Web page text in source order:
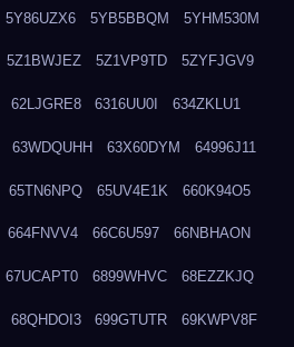
5Y86UZX6 5YB5BBQM 5YHM530M
5Z1BWJEZ 5Z1VP9TD 5ZYFJGV9
62LJGRE8 6316UU0I 634ZKLU1
63WDQUHH 63X60DYM 64996J11
65TN6NPQ 65UV4E1K 660K94O5
664FNVV4 66C6U597 66NBHAON
67UCAPT0 6899WHVC 68EZZKJQ
68QHDOI3 699GTUTR 69KWPV8F